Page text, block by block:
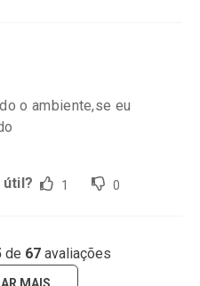
o ambiente,se eu
1 0
de 67avaliações